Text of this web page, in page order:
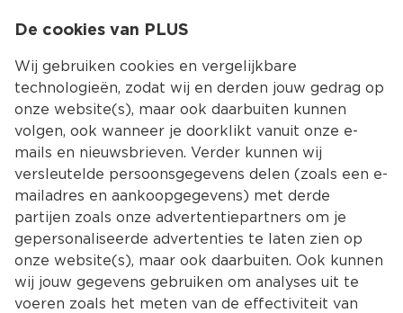
Kies jouw
De cookies van PLUS
Wij gebruiken cookies en vergelijkbare
technologieën, zodat wij en derden jouw gedrag op
onze website(s), maar ook daarbuiten kunnen
volgen, ook wanneer je doorklikt vanuit onze e-
mails en nieuwsbrieven. Verder kunnen wij
versleutelde persoonsgegevens delen (zoals een e-
mailadres en aankoopgegevens) met derde
partijen zoals onze advertentiepartners om je
gepersonaliseerde advertenties te laten zien op
onze website(s), maar ook daarbuiten. Ook kunnen
wij jouw gegevens gebruiken om analyses uit te
voeren zoals het meten van de effectiviteit van